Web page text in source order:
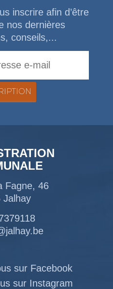
inscrire afin d’être
nos dernières
conseils,...
Fagne, 46
Jalhay
sur Facebook
sur Instagram